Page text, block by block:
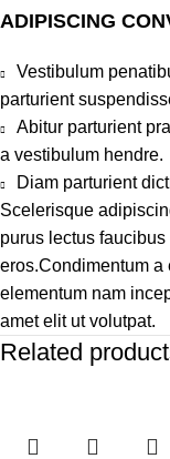
ADIPISCING
Vestibulum
parturient
Abitur parturient
a vestibulum hendre.
Diam parturient
Scelerisque
purus lectus
eros.Condimentum a
elementum nam
amet elit ut volutpat.
Related